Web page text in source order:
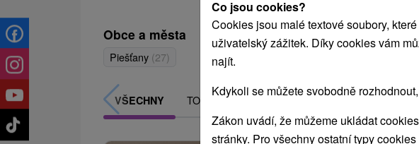
Obce a města
Piešťany (27)
VŠECHNY TOP - NEJPRODÁVANĚJŠÍ NEJLEVNĚJŠÍ
Co jsou cookies?
Cookies jsou malé textové soubory,
uživatelský zážitek. Díky cookies vám
najít.
Kdykoli se můžete svobodně
Zákon uvádí, že můžeme ukládat
stránky. Pro všechny ostatní typy